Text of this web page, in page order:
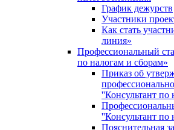
График дежурств
Участники
Как стать
линия»
Профессиональный
по налогам и сборам»
Приказ об
''Консультант по
''Консультант по
Пояснительная